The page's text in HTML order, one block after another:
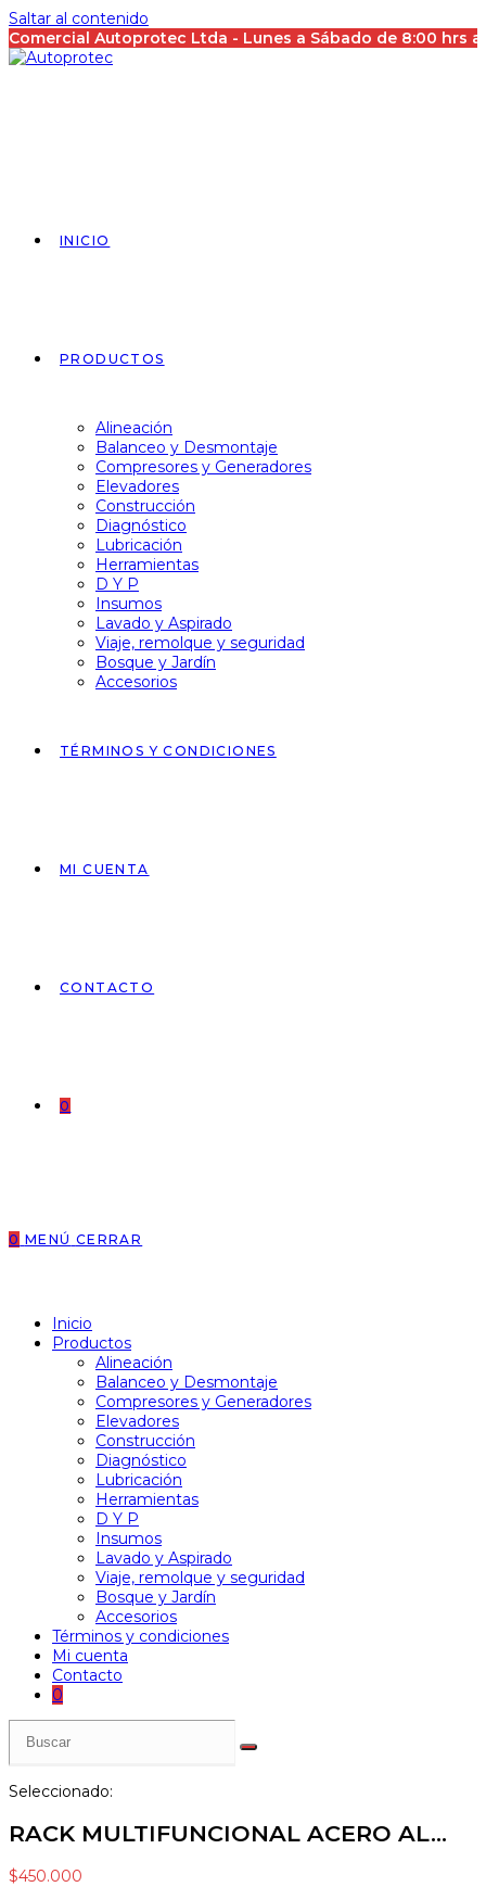
Saltar al contenido
Comercial Autoprotec Ltda - Lunes a Sábado de 8:00 hrs a
INICIO
PRODUCTOS
Alineación
Balanceo y Desmontaje
Compresores y Generadores
Elevadores
Construcción
Diagnóstico
Lubricación
Herramientas
D Y P
Insumos
Lavado y Aspirado
Viaje, remolque y seguridad
Bosque y Jardín
Accesorios
TÉRMINOS Y CONDICIONES
MI CUENTA
CONTACTO
0
0 MENÚ CERRAR
Inicio
Productos
Alineación
Balanceo y Desmontaje
Compresores y Generadores
Elevadores
Construcción
Diagnóstico
Lubricación
Herramientas
D Y P
Insumos
Lavado y Aspirado
Viaje, remolque y seguridad
Bosque y Jardín
Accesorios
Términos y condiciones
Mi cuenta
Contacto
0
Seleccionado:
RACK MULTIFUNCIONAL ACERO AL…
$450.000